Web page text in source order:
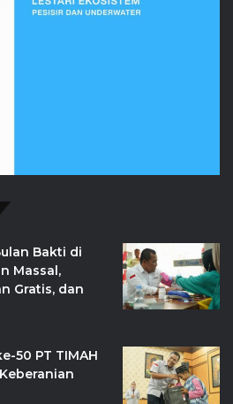
Bakti di
Massal,
Gratis, dan
50 PT TIMAH